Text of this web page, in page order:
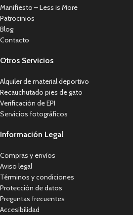
Manifiesto – Less is More
Patrocinios
Blog
Contacto
Otros Servicios
Alquiler de material deportivo
Recauchutado pies de gato
Verificación de EPI
Servicios fotográficos
Información Legal
Compras y envíos
Aviso legal
Términos y condiciones
Protección de datos
Preguntas frecuentes
Accesibilidad